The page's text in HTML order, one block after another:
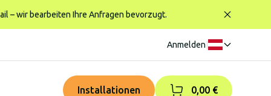
– wir bearbeiten Ihre Anfragen bevorzugt.
Anmelden
Installationen 0,00 €